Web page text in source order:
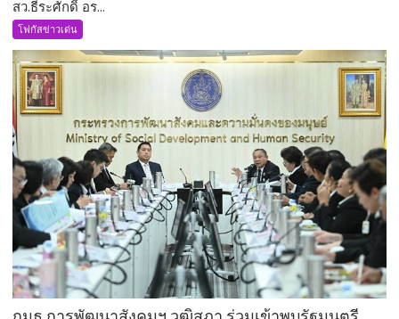
อรัญ
กมธ.คมนาคม
เพิ่ม
1
ตำแหน่ง
พร้อม
ลุย
งาน
ทันที
สว.ธีระศักดิ์ อร...
โฟกัสข่าวเด่น